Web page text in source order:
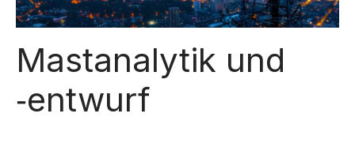
Mastanalytik und
‑entwurf